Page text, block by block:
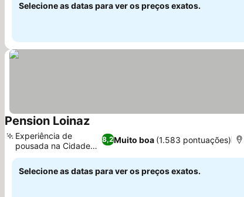
Selecione as datas para ver os preços exatos.
Pension Loinaz
8,2Muito boa (1.583 pontuações)
Experiência de
pousada na Cidade
Velha
Selecione as datas para ver os preços exatos.